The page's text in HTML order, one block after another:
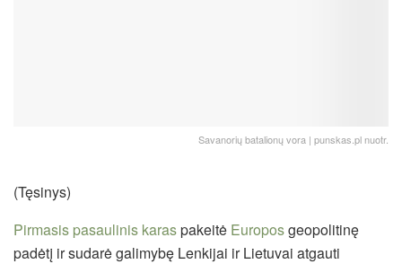
Savanorių batalionų vora | punskas.pl nuotr.
(Tęsinys)
Pirmasis pasaulinis karaspakeitė Europosgeopolitinę
padėtį ir sudarė galimybę Lenkijai ir Lietuvai atgauti